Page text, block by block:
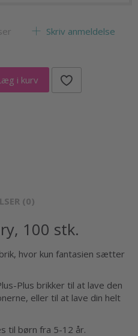
Skriv anmeldelse
i kurv
(0)
100 stk.
hvor kun fantasien sætter
Plus brikker til at lave den
eller til at lave din helt
til børn fra 5-12 år.